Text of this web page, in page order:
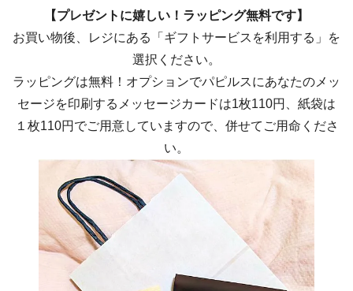
【プレゼントに嬉しい！ラッピング無料です】
お買い物後、レジにある「ギフトサービスを利用する」を
選択ください。
ラッピングは無料！オプションでパピルスにあなたのメッ
セージを印刷するメッセージカードは1枚110円、紙袋は
１枚110円でご用意していますので、併せてご用命くださ
い。